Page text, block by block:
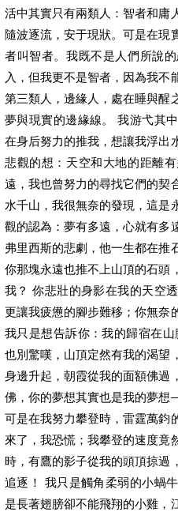
活中其實只有兩類人：智者和庸
隨波逐流，安于現狀。可是在現
者叫智者。我既不是人們所說
入，但我更不是智者，因為我不
第三類人，邊緣人，處在睡與醒
夢與現實的邊緣線。 我游弋其
在身后努力的推我，想讓我浮出
悲觀的想：天空和大地的距離
遠，我也曾努力的尋找它們的契
水千山，我很無奈的發現，這是
觀的認為：夢有多遠，心就有多
弗里西斯的悲劇，他一生都在推
你那塊永遠也推不上山頂的石頭
我？ 你悲壯的身影在我的天空
更讓我疲憊的腳步難移；你無奈
我只是想告訴你：我的歸宿在
也別驚嘆，山頂定然有我的渴望
身邊升起，朝霞從我的面額佛過
佛，你的夢想其實也是我的夢
可是在我努力攀登時，雷霆萬鈞
來了，我恐慌；我攀登的速度竟
時，有鷹的影子從我的頭頂掠過
追逐！ 我只是觸角柔弱的小蝸
是長著翅膀卻不能飛翔的小雞，